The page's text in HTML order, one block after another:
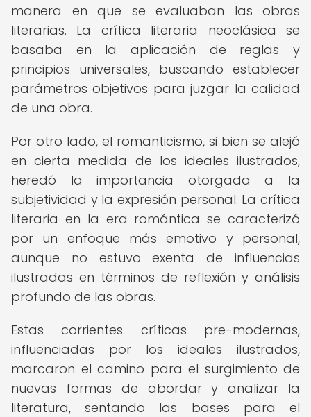
manera en que se evaluaban las obras
literarias. La crítica literaria neoclásica se
basaba en la aplicación de reglas y
principios universales, buscando establecer
parámetros objetivos para juzgar la calidad
de una obra.
Por otro lado, el romanticismo, si bien se alejó
en cierta medida de los ideales ilustrados,
heredó la importancia otorgada a la
subjetividad y la expresión personal. La crítica
literaria en la era romántica se caracterizó
por un enfoque más emotivo y personal,
aunque no estuvo exenta de influencias
ilustradas en términos de reflexión y análisis
profundo de las obras.
Estas corrientes críticas pre-modernas,
influenciadas por los ideales ilustrados,
marcaron el camino para el surgimiento de
nuevas formas de abordar y analizar la
literatura, sentando las bases para el